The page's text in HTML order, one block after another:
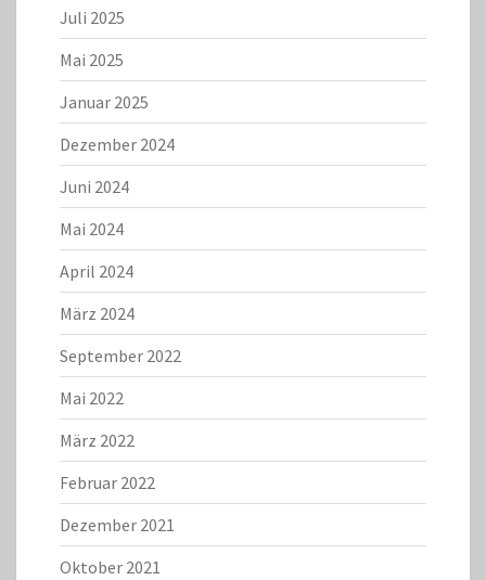
Juli 2025
Mai 2025
Januar 2025
Dezember 2024
Juni 2024
Mai 2024
April 2024
März 2024
September 2022
Mai 2022
März 2022
Februar 2022
Dezember 2021
Oktober 2021